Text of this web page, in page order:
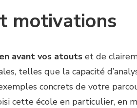
motivations
avant vos atouts et de
telles que la capacité
concrets de votre
cette école en particulier, en